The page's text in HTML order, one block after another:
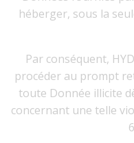
héberger, sous la
Par conséquent,
procéder au prompt
toute Donnée illicite
concernant une telle